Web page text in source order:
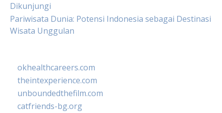
Dikunjungi
Pariwisata Dunia: Potensi Indonesia sebagai Destinasi
Wisata Unggulan
okhealthcareers.com
theintexperience.com
unboundedthefilm.com
catfriends-bg.org